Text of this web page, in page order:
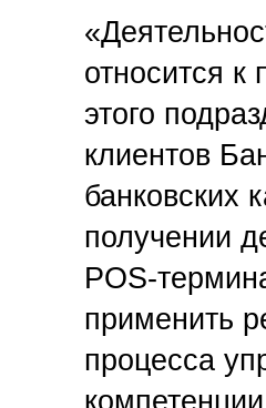
относится
этого
клиентов
банковских
получении
POS-
применить
процесса